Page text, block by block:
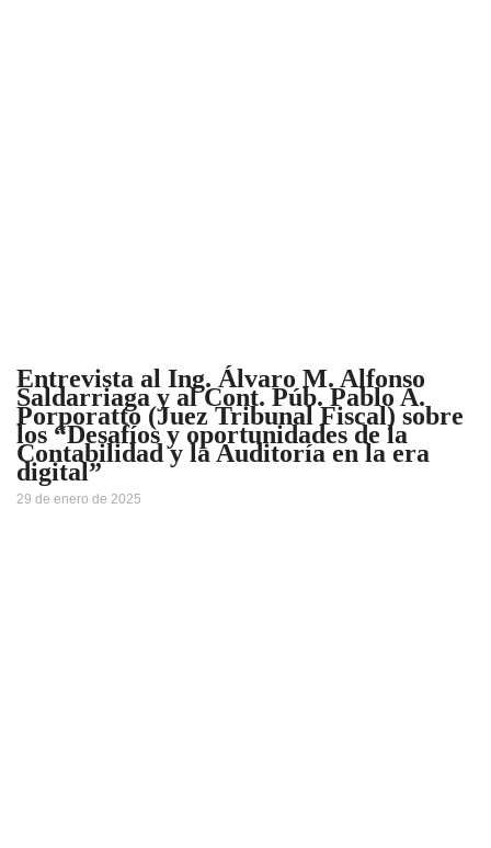
Entrevista al Ing. Álvaro M. Alfonso
Saldarriaga y al Cont. Púb. Pablo A.
Porporatto (Juez Tribunal Fiscal) sobre
los “Desafíos y oportunidades de la
Contabilidad y la Auditoría en la era
digital”
29 de enero de 2025